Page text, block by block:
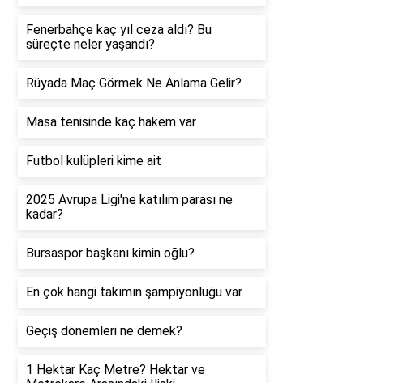
Fenerbahçe kaç yıl ceza aldı? Bu
süreçte neler yaşandı?
Rüyada Maç Görmek Ne Anlama Gelir?
Masa tenisinde kaç hakem var
Futbol kulüpleri kime ait
2025 Avrupa Ligi'ne katılım parası ne
kadar?
Bursaspor başkanı kimin oğlu?
En çok hangi takımın şampiyonluğu var
Geçiş dönemleri ne demek?
1 Hektar Kaç Metre? Hektar ve